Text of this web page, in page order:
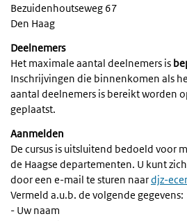
Bezuidenhoutseweg 67
Den Haag
Deelnemers
Het maximale aantal deelnemers is
Inschrijvingen die binnenkomen als
aantal deelnemers is bereikt worden
geplaatst.
Aanmelden
De cursus is uitsluitend bedoeld voor
de Haagse departementen. U kunt
door een e-mail te sturen naardjz-
Vermeld a.u.b. de volgende gegevens:
- Uw naam